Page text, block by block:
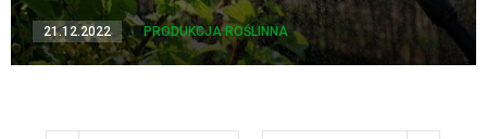
21.12.2022 PRODUKCJA ROŚLINNA